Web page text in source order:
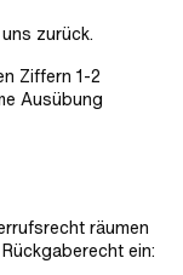
zurück.
Ziffern 1-2
Ausübung
räumen
ein: